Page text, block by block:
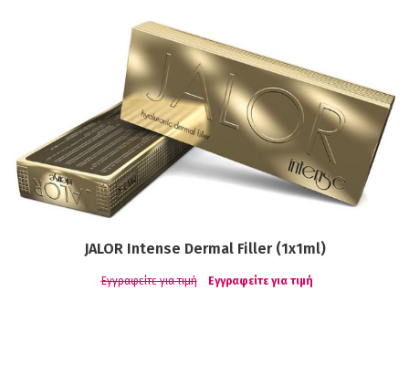
JALOR Intense Dermal Filler (1x1ml)
Εγγραφείτε για τιμή Εγγραφείτε για τιμή